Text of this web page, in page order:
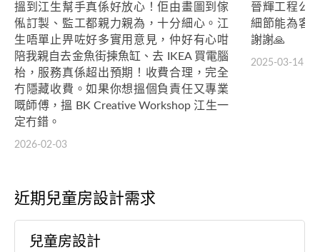
搵到江生幫手真係好放心！佢由畫圖到傢
俬訂製、監工都親力親為，十分細心。江
生唔單止畀咗好多實用意見，仲好有心咁
陪我親自去金魚街揀魚缸、去 IKEA 買電腦
枱，服務真係超出預期！收費合理，完全
冇隱藏收費。如果你想搵個負責任又專業
嘅師傅，搵 BK Creative Workshop 江生一
定冇錯。
2026-02-03
晉輝工程公
細節能為客
謝謝🙏
2025-03-14
近期兒童房設計需求
兒童房設計